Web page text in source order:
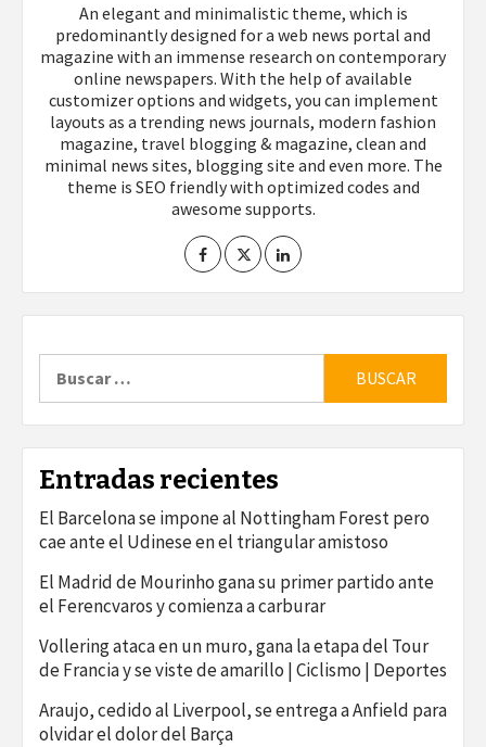
An elegant and minimalistic theme, which is
predominantly designed for a web news portal and
magazine with an immense research on contemporary
online newspapers. With the help of available
customizer options and widgets, you can implement
layouts as a trending news journals, modern fashion
magazine, travel blogging & magazine, clean and
minimal news sites, blogging site and even more. The
theme is SEO friendly with optimized codes and
awesome supports.
Entradas recientes
El Barcelona se impone al Nottingham Forest pero
cae ante el Udinese en el triangular amistoso
El Madrid de Mourinho gana su primer partido ante
el Ferencvaros y comienza a carburar
Vollering ataca en un muro, gana la etapa del Tour
de Francia y se viste de amarillo | Ciclismo | Deportes
Araujo, cedido al Liverpool, se entrega a Anfield para
olvidar el dolor del Barça